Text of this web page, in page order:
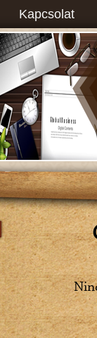
Kapcsolat